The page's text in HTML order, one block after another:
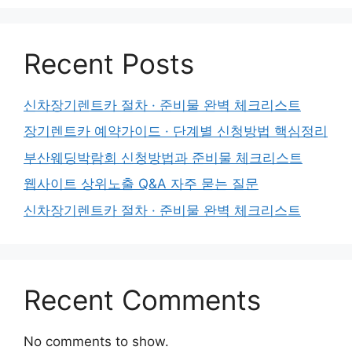
Recent Posts
신차장기렌트카 절차 · 준비물 완벽 체크리스트
장기렌트카 예약가이드 · 단계별 신청방법 핵심정리
부산웨딩박람회 신청방법과 준비물 체크리스트
웹사이트 상위노출 Q&A 자주 묻는 질문
신차장기렌트카 절차 · 준비물 완벽 체크리스트
Recent Comments
No comments to show.